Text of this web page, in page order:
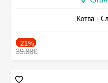
Котва -
-21%
39.88€